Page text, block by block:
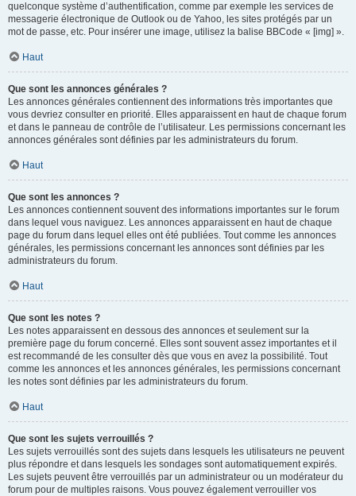
quelconque système d’authentification, comme par exemple les services de
messagerie électronique de Outlook ou de Yahoo, les sites protégés par un
mot de passe, etc. Pour insérer une image, utilisez la balise BBCode « [img] ».
Haut
Que sont les annonces générales ?
Les annonces générales contiennent des informations très importantes que
vous devriez consulter en priorité. Elles apparaissent en haut de chaque forum
et dans le panneau de contrôle de l’utilisateur. Les permissions concernant les
annonces générales sont définies par les administrateurs du forum.
Haut
Que sont les annonces ?
Les annonces contiennent souvent des informations importantes sur le forum
dans lequel vous naviguez. Les annonces apparaissent en haut de chaque
page du forum dans lequel elles ont été publiées. Tout comme les annonces
générales, les permissions concernant les annonces sont définies par les
administrateurs du forum.
Haut
Que sont les notes ?
Les notes apparaissent en dessous des annonces et seulement sur la
première page du forum concerné. Elles sont souvent assez importantes et il
est recommandé de les consulter dès que vous en avez la possibilité. Tout
comme les annonces et les annonces générales, les permissions concernant
les notes sont définies par les administrateurs du forum.
Haut
Que sont les sujets verrouillés ?
Les sujets verrouillés sont des sujets dans lesquels les utilisateurs ne peuvent
plus répondre et dans lesquels les sondages sont automatiquement expirés.
Les sujets peuvent être verrouillés par un administrateur ou un modérateur du
forum pour de multiples raisons. Vous pouvez également verrouiller vos